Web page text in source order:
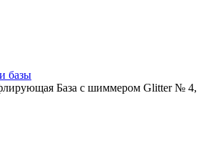
базы
База с шиммером Glitter № 4,